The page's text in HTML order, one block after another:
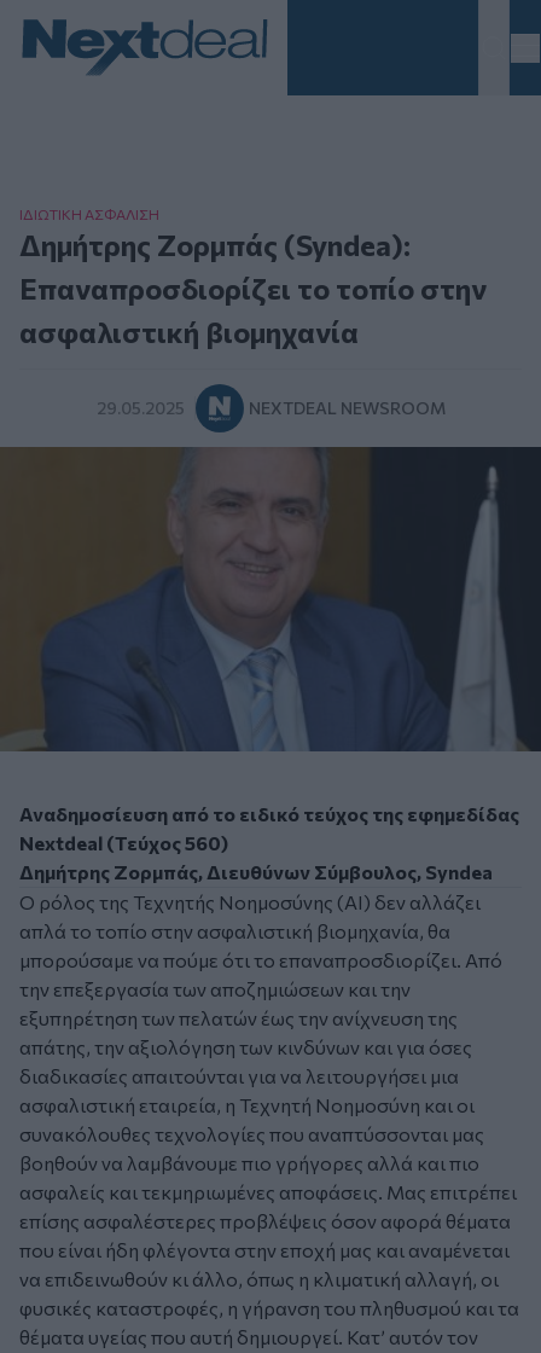
ΙΔΙΩΤΙΚΗ ΑΣΦAΛΙΣΗ
Δημήτρης Ζορμπάς (Syndea):
Επαναπροσδιορίζει το τοπίο στην
ασφαλιστική βιομηχανία
29.05.2025 NEXTDEAL NEWSROOM
Αναδημοσίευση από το ειδικό τεύχος της εφημεδίδας
Nextdeal (Τεύχος 560)
Δημήτρης Ζορμπάς, Διευθύνων Σύμβουλος, Syndea
Ο ρόλος της Τεχνητής Νοημοσύνης (AI) δεν αλλάζει
απλά το τοπίο στην ασφαλιστική βιομηχανία, θα
μπορούσαμε να πούμε ότι το επαναπροσδιορίζει. Από
την επεξεργασία των αποζημιώσεων και την
εξυπηρέτηση των πελατών έως την ανίχνευση της
απάτης, την αξιολόγηση των κινδύνων και για όσες
διαδικασίες απαιτούνται για να λειτουργήσει μια
ασφαλιστική εταιρεία, η Τεχνητή Νοημοσύνη και οι
συνακόλουθες τεχνολογίες που αναπτύσσονται μας
βοηθούν να λαμβάνουμε πιο γρήγορες αλλά και πιο
ασφαλείς και τεκμηριωμένες αποφάσεις. Μας επιτρέπει
επίσης ασφαλέστερες προβλέψεις όσον αφορά θέματα
που είναι ήδη φλέγοντα στην εποχή μας και αναμένεται
να επιδεινωθούν κι άλλο, όπως η κλιματική αλλαγή, οι
φυσικές καταστροφές, η γήρανση του πληθυσμού και τα
θέματα υγείας που αυτή δημιουργεί. Κατ’ αυτόν τον